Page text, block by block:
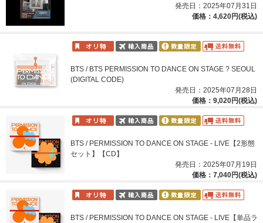
発売日：2025年07月31日
価格：4,620円(税込)
BTS / BTS PERMISSION TO DANCE ON STAGE ? SEOUL
(DIGITAL CODE)
発売日：2025年07月28日
価格：9,020円(税込)
BTS / PERMISSION TO DANCE ON STAGE - LIVE【2形態
セット】【CD】
発売日：2025年07月19日
価格：7,040円(税込)
BTS / PERMISSION TO DANCE ON STAGE - LIVE【単品ラ